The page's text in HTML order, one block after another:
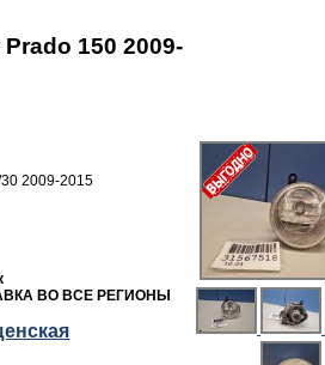
150 2009-
2009-2015
ВО ВСЕ РЕГИОНЫ